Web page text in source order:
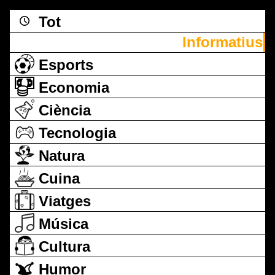
Tot
Informatius
Esports
Economia
Ciència
Tecnologia
Natura
Cuina
Viatges
Música
Cultura
Humor